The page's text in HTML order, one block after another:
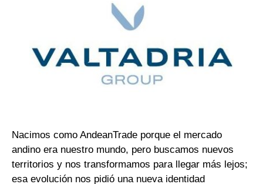
Nacimos como AndeanTrade porque el mercado
andino era nuestro mundo, pero buscamos nuevos
territorios y nos transformamos para llegar más lejos;
esa evolución nos pidió una nueva identidad